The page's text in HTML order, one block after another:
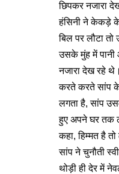
छिपकर नजारा
हंसिनी ने केकड़े
बिल पर लौटा तो
उसके मुंह में
नजारा देख रहे
करते करते सांप
लगता है, सांप
हुए अपने घर तक
कहा, हिम्मत है
सांप ने चुनौती
थोड़ी ही देर में